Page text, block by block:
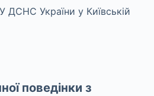
ДСНС України у Київській
поведінки з